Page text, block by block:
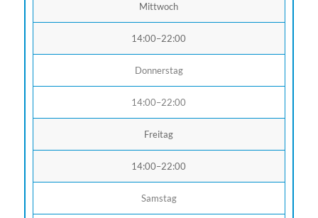
Mittwoch
14:00–22:00
Donnerstag
14:00–22:00
Freitag
14:00–22:00
Samstag